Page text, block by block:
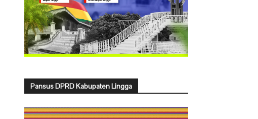
Pansus DPRD Kabupaten Lingga